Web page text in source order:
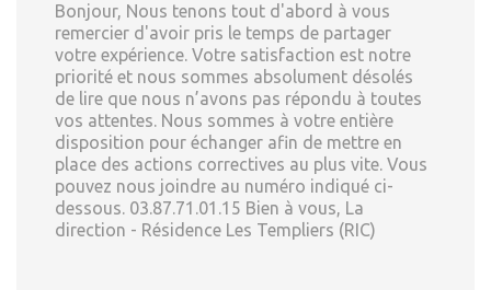
Bonjour, Nous tenons tout d'abord à vous
remercier d'avoir pris le temps de partager
votre expérience. Votre satisfaction est notre
priorité et nous sommes absolument désolés
de lire que nous n’avons pas répondu à toutes
vos attentes. Nous sommes à votre entière
disposition pour échanger afin de mettre en
place des actions correctives au plus vite. Vous
pouvez nous joindre au numéro indiqué ci-
dessous. 03.87.71.01.15 Bien à vous, La
direction - Résidence Les Templiers (RIC)